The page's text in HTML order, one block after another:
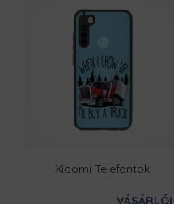
Xiaomi Telefontok
VÁSÁRLÓI